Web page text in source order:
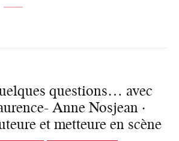
questions… avec
Anne Nosjean ·
et metteure en scène